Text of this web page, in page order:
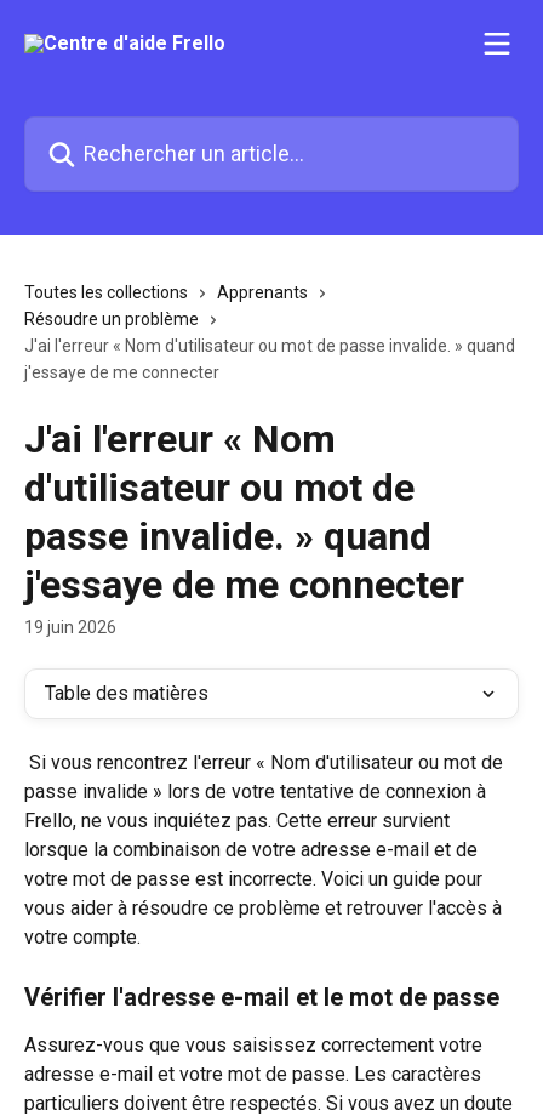
Toutes les collections
Apprenants
Résoudre un problème
J'ai l'erreur « Nom d'utilisateur ou mot de passe invalide. » quand
j'essaye de me connecter
J'ai l'erreur « Nom
d'utilisateur ou mot de
passe invalide. » quand
j'essaye de me connecter
19 juin 2026
Table des matières
passe invalide » lors de votre tentative de connexion à
Frello, ne vous inquiétez pas. Cette erreur survient
lorsque la combinaison de votre adresse e-mail et de
votre mot de passe est incorrecte. Voici un guide pour
vous aider à résoudre ce problème et retrouver l'accès à
votre compte.
Vérifier l'adresse e-mail et le mot de passe
Assurez-vous que vous saisissez correctement votre
adresse e-mail et votre mot de passe. Les caractères
particuliers doivent être respectés. Si vous avez un doute